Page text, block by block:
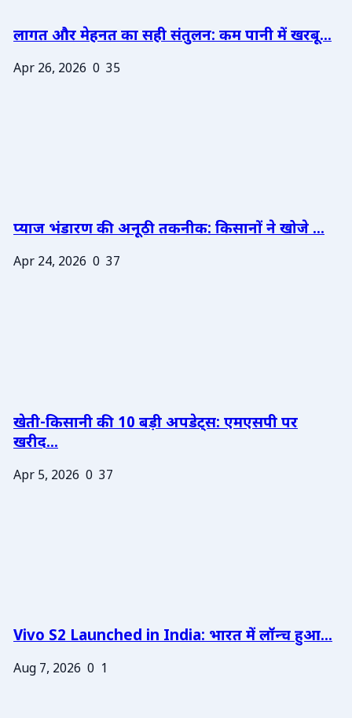
लागत और मेहनत का सही संतुलन: कम पानी में खरबू...
Apr 26, 2026 0 35
प्याज भंडारण की अनूठी तकनीक: किसानों ने खोजे ...
Apr 24, 2026 0 37
खेती-किसानी की 10 बड़ी अपडेट्स: एमएसपी पर
खरीद...
Apr 5, 2026 0 37
Vivo S2 Launched in India: भारत में लॉन्च हुआ...
Aug 7, 2026 0 1